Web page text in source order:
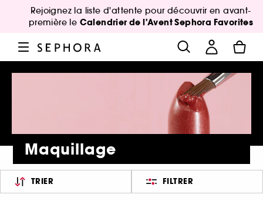
Rejoignez la liste d'attente pour découvrir en avant-
première le Calendrier de l'Avent Sephora Favorites
Maquillage
TRIER FILTRER